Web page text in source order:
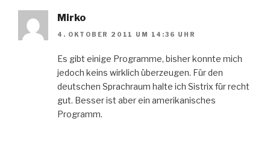
Mirko
4. OKTOBER 2011 UM 14:36 UHR
Es gibt einige Programme, bisher konnte mich
jedoch keins wirklich überzeugen. Für den
deutschen Sprachraum halte ich Sistrix für recht
gut. Besser ist aber ein amerikanisches
Programm.